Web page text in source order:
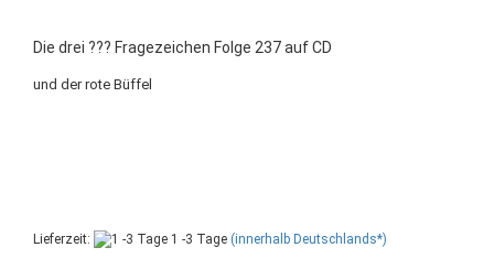
Die drei ??? Fragezeichen Folge 237 auf CD
und der rote Büffel
Lieferzeit: 1 -3 Tage (innerhalb Deutschlands*)